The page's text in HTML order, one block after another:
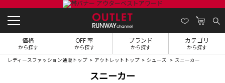
価格
から探す
OFF 率
から探す
ブランド
から探す
カテゴリ
から探す
レディースファッション通販トップ アウトレットトップ シューズ スニーカー
スニーカー